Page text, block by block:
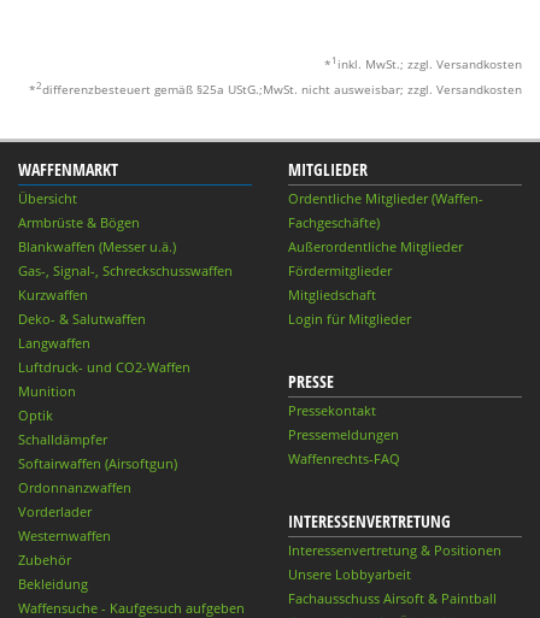
* 1 inkl. MwSt.; zzgl. Versandkosten
*2differenzbesteuert gemäß §25a UStG.;MwSt. nicht ausweisbar; zzgl. Versandkosten
WAFFENMARKT
Übersicht
Armbrüste & Bögen
Blankwaffen (Messer u.ä.)
Gas-, Signal-, Schreckschusswaffen
Kurzwaffen
Deko- & Salutwaffen
Langwaffen
Luftdruck- und CO2-Waffen
Munition
Optik
Schalldämpfer
Softairwaffen (Airsoftgun)
Ordonnanzwaffen
Vorderlader
Westernwaffen
Zubehör
Bekleidung
Waffensuche - Kaufgesuch aufgeben
MITGLIEDER
Ordentliche Mitglieder (Waffen-
Fachgeschäfte)
Außerordentliche Mitglieder
Fördermitglieder
Mitgliedschaft
Login für Mitglieder
PRESSE
Pressekontakt
Pressemeldungen
Waffenrechts-FAQ
INTERESSENVERTRETUNG
Interessenvertretung & Positionen
Unsere Lobbyarbeit
Fachausschuss Airsoft & Paintball